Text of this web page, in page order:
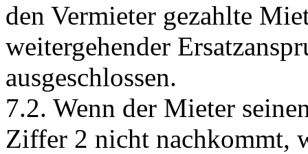
den Vermieter gezahlte
weitergehender
ausgeschlossen.
7.2. Wenn der Mieter
Ziffer 2 nicht nachkommt,